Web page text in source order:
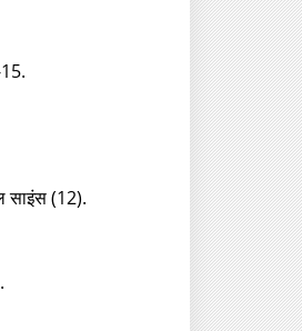
साइंस (12).